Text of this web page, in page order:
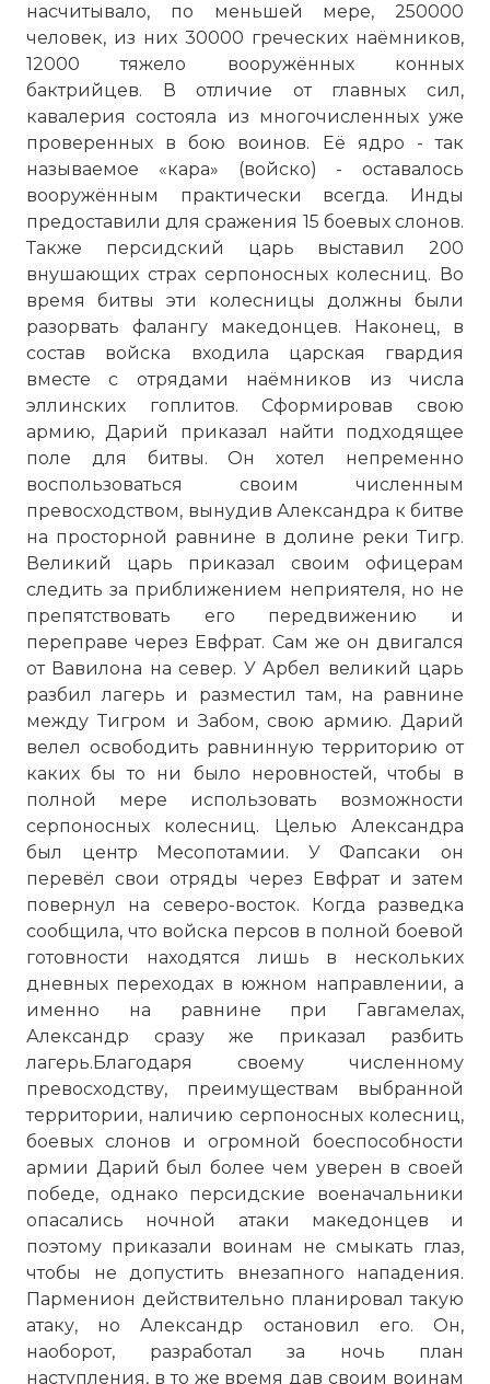
насчитывало, по меньшей мере, 250000
человек, из них 30000 греческих наёмников,
12000 тяжело вооружённых конных
бактрийцев. В отличие от главных сил,
кавалерия состояла из многочисленных уже
проверенных в бою воинов. Её ядро - так
называемое «кара» (войско) - оставалось
вооружённым практически всегда. Инды
предоставили для сражения 15 боевых слонов.
Также персидский царь выставил 200
внушающих страх серпоносных колесниц. Во
время битвы эти колесницы должны были
разорвать фалангу македонцев. Наконец, в
состав войска входила царская гвардия
вместе с отрядами наёмников из числа
эллинских гоплитов. Сформировав свою
армию, Дарий приказал найти подходящее
поле для битвы. Он хотел непременно
воспользоваться своим численным
превосходством, вынудив Александра к битве
на просторной равнине в долине реки Тигр.
Великий царь приказал своим офицерам
следить за приближением неприятеля, но не
препятствовать его передвижению и
переправе через Евфрат. Сам же он двигался
от Вавилона на север. У Арбел великий царь
разбил лагерь и разместил там, на равнине
между Тигром и Забом, свою армию. Дарий
велел освободить равнинную территорию от
каких бы то ни было неровностей, чтобы в
полной мере использовать возможности
серпоносных колесниц. Целью Александра
был центр Месопотамии. У Фапсаки он
перевёл свои отряды через Евфрат и затем
повернул на северо-восток. Когда разведка
сообщила, что войска персов в полной боевой
готовности находятся лишь в нескольких
дневных переходах в южном направлении, а
именно на равнине при Гавгамелах,
Александр сразу же приказал разбить
лагерь.Благодаря своему численному
превосходству, преимуществам выбранной
территории, наличию серпоносных колесниц,
боевых слонов и огромной боеспособности
армии Дарий был более чем уверен в своей
победе, однако персидские военачальники
опасались ночной атаки македонцев и
поэтому приказали воинам не смыкать глаз,
чтобы не допустить внезапного нападения.
Парменион действительно планировал такую
атаку, но Александр остановил его. Он,
наоборот, разработал за ночь план
наступления, в то же время дав своим воинам